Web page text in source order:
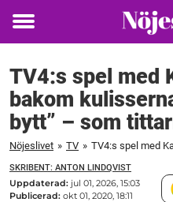
Toggle
TV4:s spel med
bakom
bytt” – som
Nöjeslivet » TV »
SKRIBENT: ANTON LINDQVIST
Uppdaterad: jul 01, 2026, 15:03
Publicerad: okt 01, 2020, 18:11